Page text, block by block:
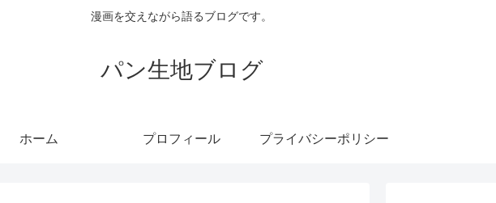
漫画を交えながら語るブログです。
パン生地ブログ
ホーム プロフィール プライバシーポリシー